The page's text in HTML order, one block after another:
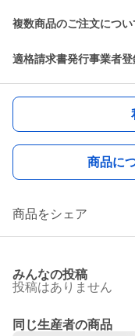
複数商品のご注文につい
適格請求書発行事業者登
商品に
商品をシェア
みんなの投稿
投稿はありません
同じ生産者の商品